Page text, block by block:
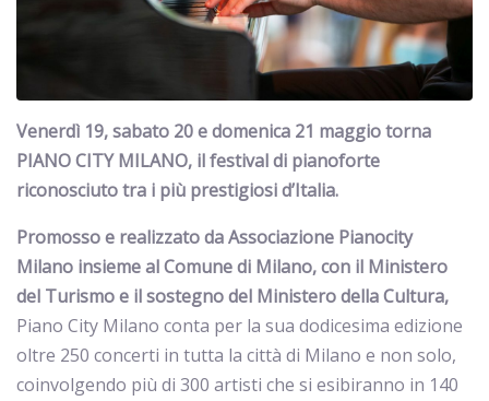
Venerdì 19, sabato 20 e domenica 21 maggio torna
PIANO CITY MILANO, il festival di pianoforte
riconosciuto tra i più prestigiosi d’Italia.
Promosso e realizzato da Associazione Pianocity
Milano insieme al Comune di Milano, con il Ministero
del Turismo e il sostegno del Ministero della Cultura,
Piano City Milano conta per la sua dodicesima edizione
oltre 250 concerti in tutta la città di Milano e non solo,
coinvolgendo più di 300 artisti che si esibiranno in 140